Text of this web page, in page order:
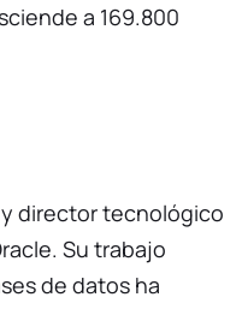
a 169.800
director tecnológico
Su trabajo
de datos ha